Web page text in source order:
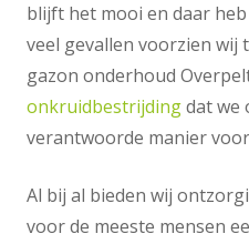
blijft het mooi en daar
veel gevallen voorzien wij
gazon onderhoud
onkruidbestrijdingdat we
verantwoorde manier
Al bij al bieden wij
voor de meeste mensen